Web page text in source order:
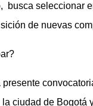
busca seleccionar
de nuevas
presente
ciudad de Bogotá